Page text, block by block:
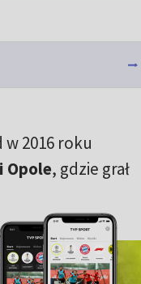
2016 roku
Opole, gdzie grał